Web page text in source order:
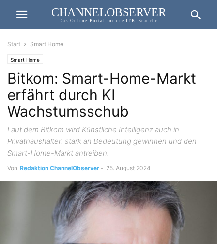
CHANNELOBSERVER
Das Online-Portal für die ITK-Branche
Start Smart Home
Smart Home
Bitkom: Smart-Home-Markt
erfährt durch KI
Wachstumsschub
Laut dem Bitkom wird Künstliche Intelligenz auch in
Privathaushalten stark an Bedeutung gewinnen und den
Smart-Home-Markt antreiben.
Von Redaktion ChannelObserver - 25. August 2024